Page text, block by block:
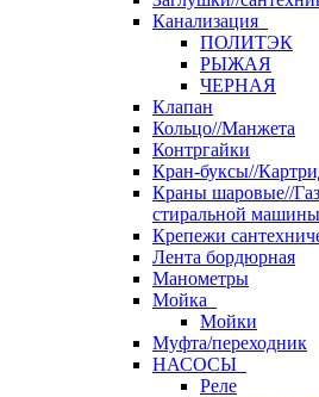
Канализация
ПОЛИТЭК
РЫЖАЯ
ЧЕРНАЯ
Клапан
Кольцо//Манжета
Контргайки
Кран-буксы//
Краны шаровые//
стиральной машины
Крепежи
Лента бордюрная
Манометры
Мойка
Мойки
Муфта/переходник
НАСОСЫ
Реле